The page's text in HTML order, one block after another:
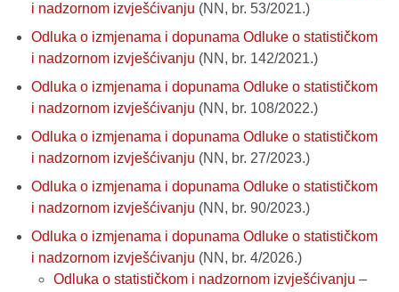
i nadzornom izvješćivanju (NN, br. 53/2021.)
Odluka o izmjenama i dopunama Odluke o statističkom
i nadzornom izvješćivanju (NN, br. 142/2021.)
Odluka o izmjenama i dopunama Odluke o statističkom
i nadzornom izvješćivanju (NN, br. 108/2022.)
Odluka o izmjenama i dopunama Odluke o statističkom
i nadzornom izvješćivanju (NN, br. 27/2023.)
Odluka o izmjenama i dopunama Odluke o statističkom
i nadzornom izvješćivanju (NN, br. 90/2023.)
Odluka o izmjenama i dopunama Odluke o statističkom
i nadzornom izvješćivanju (NN, br. 4/2026.)
Odluka o statističkom i nadzornom izvješćivanju –